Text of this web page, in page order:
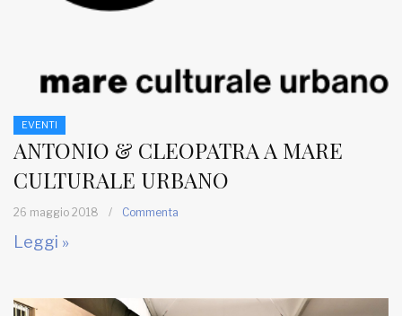
EVENTI
ANTONIO & CLEOPATRA A MARE
CULTURALE URBANO
26 maggio 2018 / Commenta
Leggi »